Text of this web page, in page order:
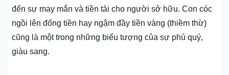
đến sự may mắn và tiền tài cho người sở hữu. Con cóc
ngồi lên đống tiền hay ngậm đầy tiền vàng (thiềm thừ)
cũng là một trong những biểu tượng của sự phú quý,
giàu sang.